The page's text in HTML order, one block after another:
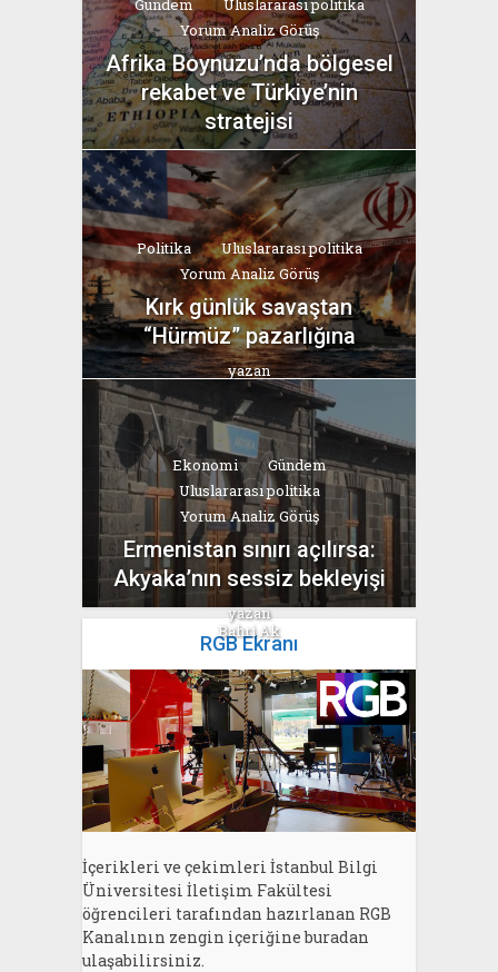
Gündem
Uluslararası politika
Yorum Analiz Görüş
Afrika Boynuzu’nda bölgesel
rekabet ve Türkiye’nin
stratejisi
yazan
Bahri Ak
Politika
Uluslararası politika
Yorum Analiz Görüş
Kırk günlük savaştan
“Hürmüz” pazarlığına
yazan
Bahri Ak
Ekonomi
Gündem
Uluslararası politika
Yorum Analiz Görüş
Ermenistan sınırı açılırsa:
Akyaka’nın sessiz bekleyişi
yazan
Bahri Ak
RGB Ekranı
İçerikleri ve çekimleri İstanbul Bilgi
Üniversitesi İletişim Fakültesi
öğrencileri tarafından hazırlanan RGB
Kanalının zengin içeriğine buradan
ulaşabilirsiniz.